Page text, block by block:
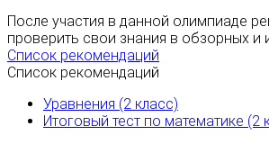
После участия в данной олимпиаде
проверить свои знания в обзорных и
Список рекомендаций
Список рекомендаций
Уравнения (2 класс)
Итоговый тест по математике (2